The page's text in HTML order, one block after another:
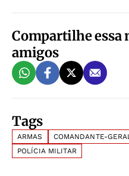
Compartilhe essa
amigos
Tags
ARMAS COMANDANTE-
POLÍCIA MILITAR